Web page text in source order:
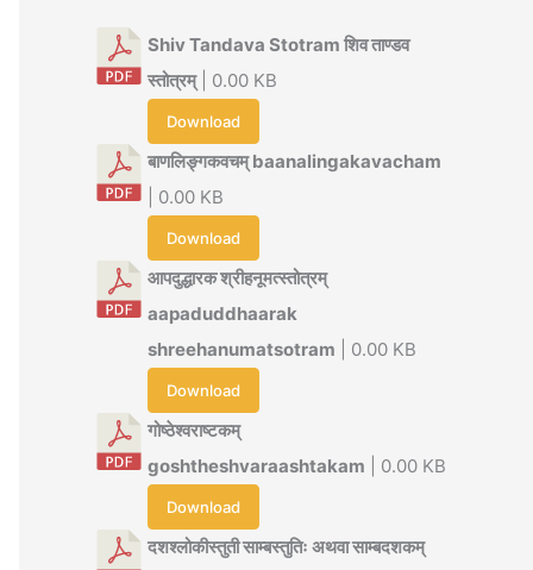
Shiv Tandava Stotram शिव ताण्डव
स्तोत्रम्| 0.00 KB
Download
बाणलिङ्गकवचम् baanalingakavacham
| 0.00 KB
Download
आपदुद्धारक श्रीहनूमत्स्तोत्रम्
aapaduddhaarak
shreehanumatsotram | 0.00 KB
Download
गोष्ठेश्वराष्टकम्
goshtheshvaraashtakam | 0.00 KB
Download
दशश्लोकीस्तुती साम्बस्तुतिः अथवा साम्बदशकम्